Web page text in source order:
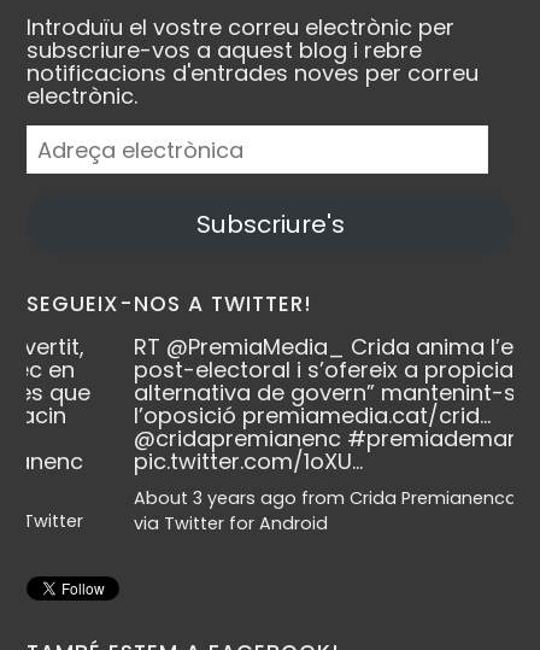
Introduïu el vostre correu electrònic per
subscriure-vos a aquest blog i rebre
notificacions d'entrades noves per correu
electrònic.
Adreça
electrònica
Subscriure's
SEGUEIX-NOS A TWITTER!
RT@PremiaMedia_Crida anima l’escenari
post-electoral i s’ofereix a propiciar “una
alternativa de govern” mantenint-se a
l’oposiciópremiamedia.cat/crid…
@cridapremianenc #premiademar
pic.twitter.com/1oXU…
About 3 years ago fromCrida Premianenca's Twitter
viaTwitter for Android